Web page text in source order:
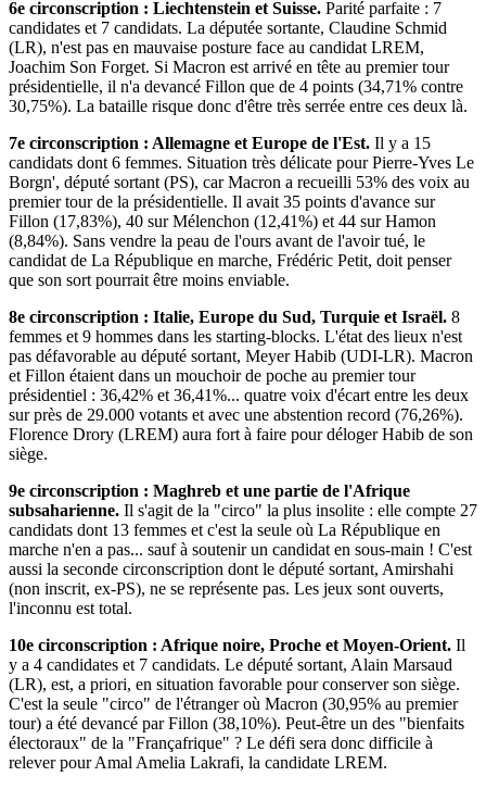
6e circonscription : Liechtenstein et Suisse. Parité parfaite : 7
candidates et 7 candidats. La députée sortante, Claudine Schmid
(LR), n'est pas en mauvaise posture face au candidat LREM,
Joachim Son Forget. Si Macron est arrivé en tête au premier tour
présidentielle, il n'a devancé Fillon que de 4 points (34,71% contre
30,75%). La bataille risque donc d'être très serrée entre ces deux là.
7e circonscription : Allemagne et Europe de l'Est. Il y a 15
candidats dont 6 femmes. Situation très délicate pour Pierre-Yves Le
Borgn', député sortant (PS), car Macron a recueilli 53% des voix au
premier tour de la présidentielle. Il avait 35 points d'avance sur
Fillon (17,83%), 40 sur Mélenchon (12,41%) et 44 sur Hamon
(8,84%). Sans vendre la peau de l'ours avant de l'avoir tué, le
candidat de La République en marche, Frédéric Petit, doit penser
que son sort pourrait être moins enviable.
8e circonscription : Italie, Europe du Sud, Turquie et Israël. 8
femmes et 9 hommes dans les starting-blocks. L'état des lieux n'est
pas défavorable au député sortant, Meyer Habib (UDI-LR). Macron
et Fillon étaient dans un mouchoir de poche au premier tour
présidentiel : 36,42% et 36,41%... quatre voix d'écart entre les deux
sur près de 29.000 votants et avec une abstention record (76,26%).
Florence Drory (LREM) aura fort à faire pour déloger Habib de son
siège.
9e circonscription : Maghreb et une partie de l'Afrique
subsaharienne. Il s'agit de la "circo" la plus insolite : elle compte 27
candidats dont 13 femmes et c'est la seule où La République en
marche n'en a pas... sauf à soutenir un candidat en sous-main ! C'est
aussi la seconde circonscription dont le député sortant, Amirshahi
(non inscrit, ex-PS), ne se représente pas. Les jeux sont ouverts,
l'inconnu est total.
10e circonscription : Afrique noire, Proche et Moyen-Orient. Il
y a 4 candidates et 7 candidats. Le député sortant, Alain Marsaud
(LR), est, a priori, en situation favorable pour conserver son siège.
C'est la seule "circo" de l'étranger où Macron (30,95% au premier
tour) a été devancé par Fillon (38,10%). Peut-être un des "bienfaits
électoraux" de la "Françafrique" ? Le défi sera donc difficile à
relever pour Amal Amelia Lakrafi, la candidate LREM.